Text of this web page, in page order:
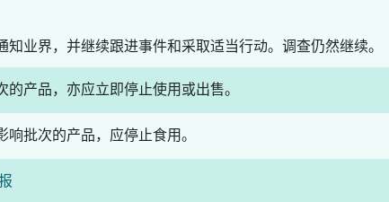
知业界，并继续跟进事件和采取适当行动。调查仍然继续。
的产品，亦应立即停止使用或出售。
响批次的产品，应停止食用。